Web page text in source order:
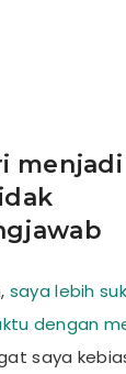
menjadi
saya lebih
dengan
saya